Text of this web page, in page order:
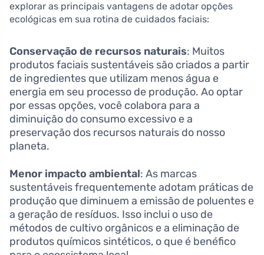
explorar as principais vantagens de adotar opções
ecológicas em sua rotina de cuidados faciais:
Conservação de recursos naturais: Muitos
produtos faciais sustentáveis são criados a partir
de ingredientes que utilizam menos água e
energia em seu processo de produção. Ao optar
por essas opções, você colabora para a
diminuição do consumo excessivo e a
preservação dos recursos naturais do nosso
planeta.
Menor impacto ambiental: As marcas
sustentáveis frequentemente adotam práticas de
produção que diminuem a emissão de poluentes e
a geração de resíduos. Isso inclui o uso de
métodos de cultivo orgânicos e a eliminação de
produtos químicos sintéticos, o que é benéfico